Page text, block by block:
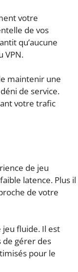
votre
de vos
qu’aucune
VPN.
maintenir une
de service.
votre trafic
de jeu
latence. Plus il
de votre
fluide. Il est
de gérer des
pour le